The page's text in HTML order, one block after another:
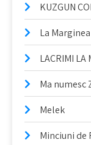
KUZGUN
La
LACRIMI LA
Ma numesc
Melek
Minciuni de